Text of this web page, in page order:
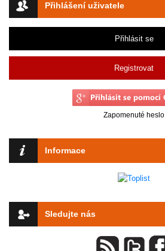
Přihlášení uživatele
Přihlásit se
Registrovat
Zapomenuté heslo
Informace
Sledujte nás